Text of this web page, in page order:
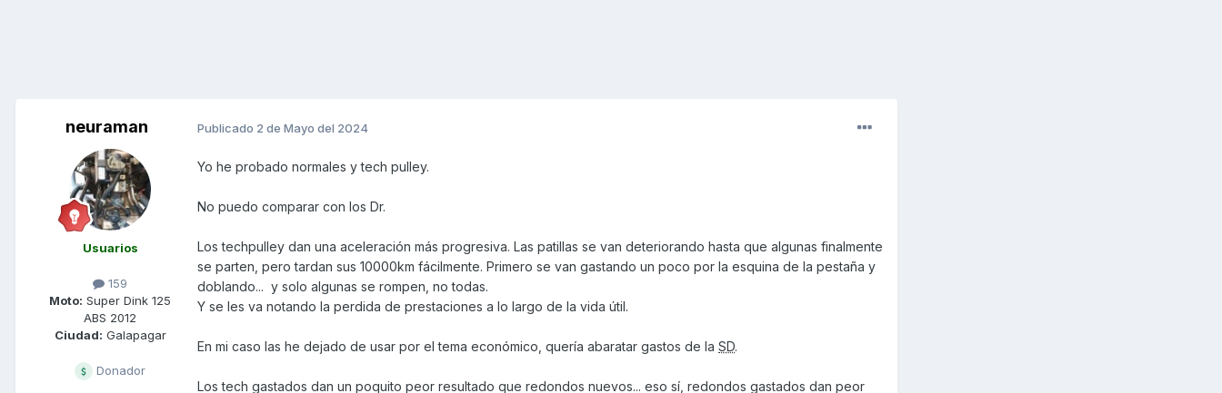
neuraman
Usuarios
159
Moto: Super Dink 125
ABS 2012
Ciudad: Galapagar
Donador
Publicado 2 de Mayo del 2024
Yo he probado normales y tech pulley.
No puedo comparar con los Dr.
Los techpulley dan una aceleración más progresiva. Las patillas se van deteriorando hasta que algunas finalmente
se parten, pero tardan sus 10000km fácilmente. Primero se van gastando un poco por la esquina de la pestaña y
doblando... y solo algunas se rompen, no todas.
Y se les va notando la perdida de prestaciones a lo largo de la vida útil.
En mi caso las he dejado de usar por el tema económico, quería abaratar gastos de la SD.
Los tech gastados dan un poquito peor resultado que redondos nuevos... eso sí, redondos gastados dan peor